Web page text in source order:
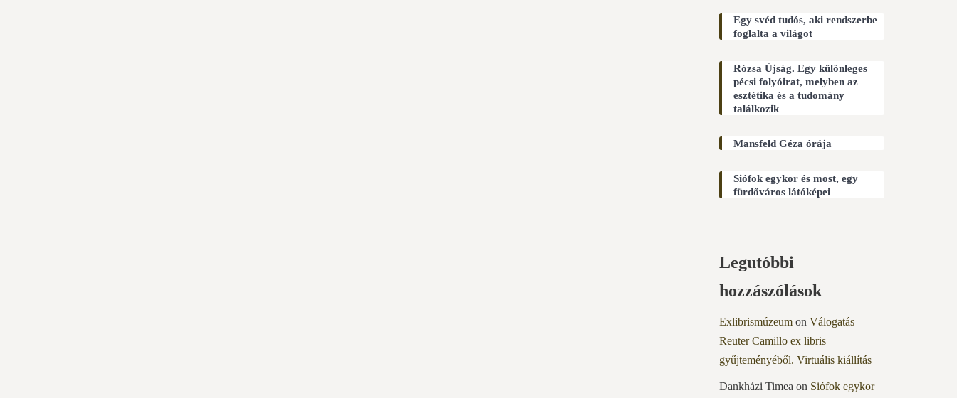
Egy svéd tudós, aki rendszerbe
foglalta a világot
Rózsa Újság. Egy különleges
pécsi folyóirat, melyben az
esztétika és a tudomány
találkozik
Mansfeld Géza órája
Siófok egykor és most, egy
fürdőváros látóképei
Legutóbbi
hozzászólások
Exlibrismúzeumon Válogatás
Reuter Camillo ex libris
gyűjteményéből. Virtuális kiállítás
Dankházi Timea on Siófok egykor